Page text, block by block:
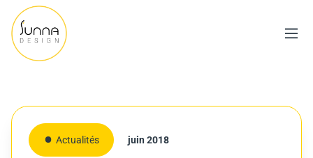
Actualités juin 2018